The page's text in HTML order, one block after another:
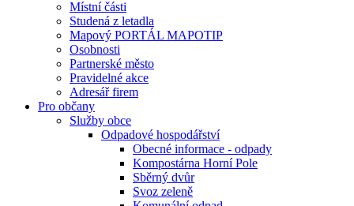
Místní části
Studená z letadla
Mapový PORTÁL MAPOTIP
Osobnosti
Partnerské město
Pravidelné akce
Adresář firem
Pro občany
Služby obce
Odpadové hospodářství
Obecné informace - odpady
Kompostárna Horní Pole
Sběrný dvůr
Svoz zeleně